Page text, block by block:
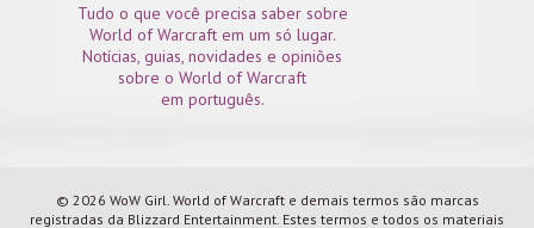
Tudo o que você precisa saber sobre
World of Warcraft em um só lugar.
Notícias, guias, novidades e opiniões
sobre o World of Warcraft
em português.
© 2026 WoW Girl. World of Warcraft e demais termos são marcas
registradas da Blizzard Entertainment. Estes termos e todos os materiais